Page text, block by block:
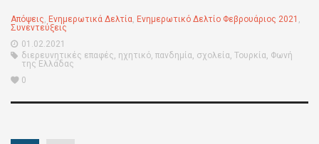
Απόψεις Ενημερωτικά Δελτία Ενημερωτικό Δελτίο Φεβρουάριος 2021
Συνεντεύξεις
01.02.2021
διερευνητικές επαφές ηχητικό πανδημία σχολεία Τουρκία Φωνή
της Ελλάδας
0